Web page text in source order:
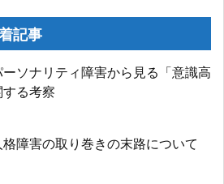
記事
ーソナリティ障害から見る「意識高
る考察
格障害の取り巻きの末路について